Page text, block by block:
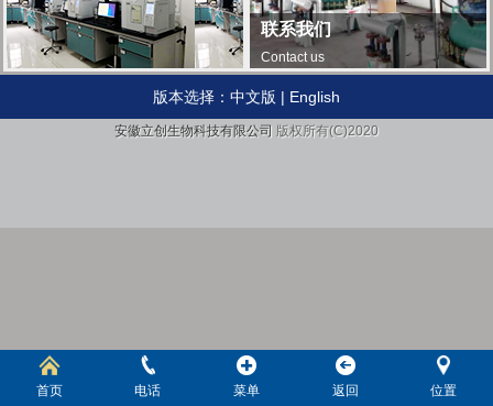
联系我们
Contact us
版本选择： 中文版 | English
安徽立创生物科技有限公司 版权所有(C)2020
首页 电话 菜单 返回 位置